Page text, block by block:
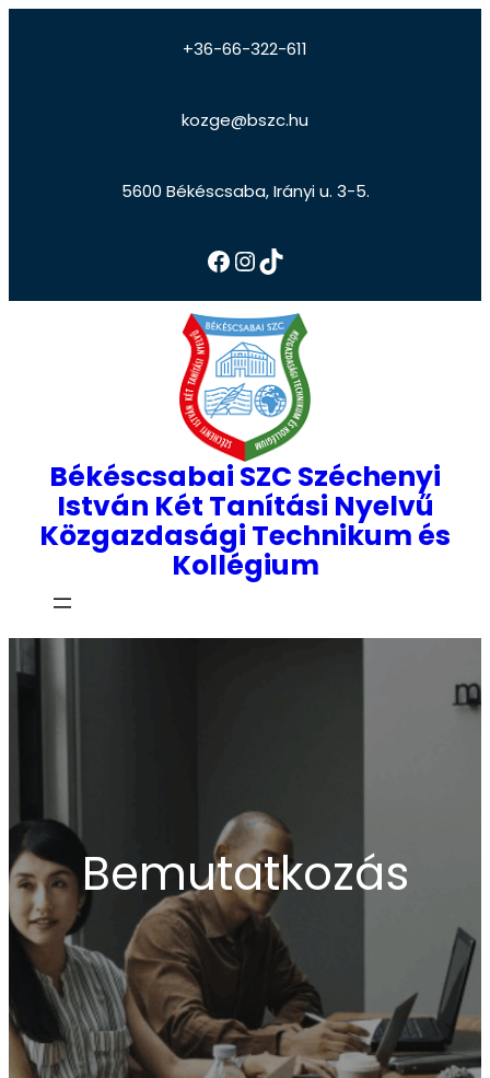
+36-66-322-611
kozge@bszc.hu
5600 Békéscsaba, Irányi u. 3-5.
Békéscsabai SZC Széchenyi
István Két Tanítási Nyelvű
Közgazdasági Technikum és
Kollégium
Bemutatkozás